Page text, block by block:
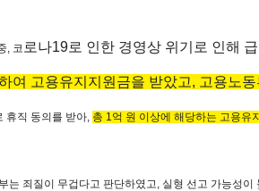
, 코 로나19로 인한 경영상 위기로 인해
여 고용유지지원금을 받았고, 고용노
휴직 동의를 받아, 총 1억 원 이상에 해당하는 고용유
죄질이 무겁다고 판단하였고, 실형 선고 가능성이